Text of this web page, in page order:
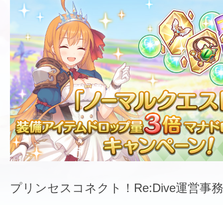
プリンセスコネクト！Re:Dive運営事